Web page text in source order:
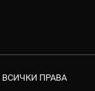
ВСИЧКИ ПРАВА